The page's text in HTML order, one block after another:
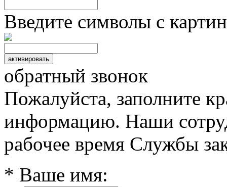
Введите символы с
обратный звонок
Пожалуйста, заполните
информацию. Наши
рабочее время Службы
* Ваше имя: